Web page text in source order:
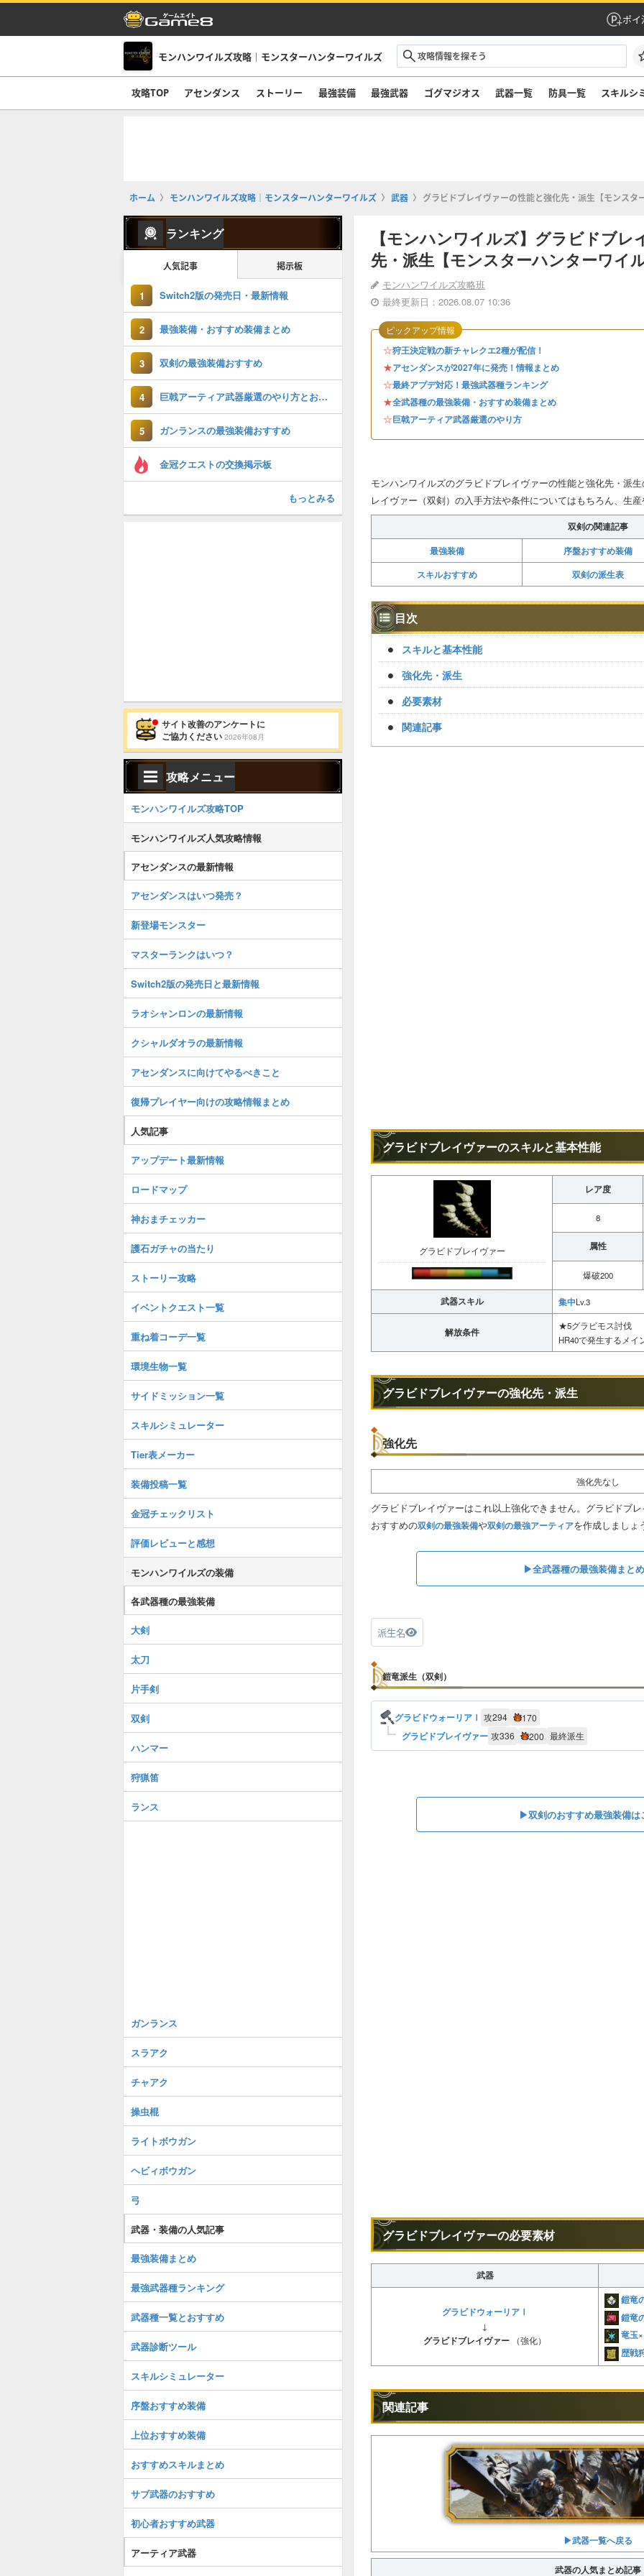
ポイ
モンハンワイルズ攻略｜モンスターハンターワイルズ
攻略TOP アセンダンス ストーリー 最強装備 最強武器 ゴグマジオス 武器一覧 防具一覧 スキルシ
ホーム モンハンワイルズ攻略｜モンスターハンターワイルズ 武器 グラビドブレイヴァーの性能と強化先・派生【モンスタ
【モンハンワイルズ】グラビドブレ
先・派生【モンスターハンターワイ
モンハンワイルズ攻略班
最終更新日：2026.08.07 10:36
☆狩王決定戦の新チャレクエ2種が配信！
★アセンダンスが2027年に発売！情報まとめ
☆最終アプデ対応！最強武器種ランキング
★全武器種の最強装備・おすすめ装備まとめ
☆巨戟アーティア武器厳選のやり方
ピックアップ情報
モンハンワイルズのグラビドブレイヴァーの性能と強化先・派
レイヴァー（双剣）の入手方法や条件についてはもちろん、生
双剣の関連記事
最強装備
序盤おすすめ装備
スキルおすすめ
双剣の派生表
目次
スキルと基本性能
強化先・派生
必要素材
関連記事
グラビドブレイヴァーのスキルと基本性能
グラビドブレイヴァー
レア度
8
属性
爆破200
武器スキル 集中Lv.3
解放条件
★5グラビモス討伐
HR40で発生するメ
グラビドブレイヴァーの強化先・派生
強化先
強化先なし
グラビドブレイヴァーはこれ以上強化できません。グラビドブ
おすすめの双剣の最強装備や双剣の最強アーティアを作成しましょ
▶︎全武器種の最強装備まと
派生名
鎧竜派生（双剣）
グラビドウォーリアⅠ 攻294 170
グラビドブレイヴァー 攻336 200 最終派生
▶︎双剣のおすすめ最強装備は
グラビドブレイヴァーの必要素材
武器
グラビドウォーリアⅠ
↓
グラビドブレイヴァー （強化）
鎧竜
鎧竜
竜玉
歴戦
関連記事
▶︎武器一覧へ戻る
武器の人気まとめ記事
ランキング
人気記事 掲示板
1 Switch2版の発売日・最新情報
2 最強装備・おすすめ装備まとめ
3 双剣の最強装備おすすめ
4 巨戟アーティア武器厳選のやり方とおすすめスキル
5 ガンランスの最強装備おすすめ
金冠クエストの交換掲示板
もっとみる
サイト改善のアンケートに
ご協力ください 2026年08月
攻略メニュー
モンハンワイルズ攻略TOP
モンハンワイルズ人気攻略情報
アセンダンスの最新情報
アセンダンスはいつ発売？
新登場モンスター
マスターランクはいつ？
Switch2版の発売日と最新情報
ラオシャンロンの最新情報
クシャルダオラの最新情報
アセンダンスに向けてやるべきこと
復帰プレイヤー向けの攻略情報まとめ
人気記事
アップデート最新情報
ロードマップ
神おまチェッカー
護石ガチャの当たり
ストーリー攻略
イベントクエスト一覧
重ね着コーデ一覧
環境生物一覧
サイドミッション一覧
スキルシミュレーター
Tier表メーカー
装備投稿一覧
金冠チェックリスト
評価レビューと感想
モンハンワイルズの装備
各武器種の最強装備
大剣
太刀
片手剣
双剣
ハンマー
狩猟笛
ランス
ガンランス
スラアク
チャアク
操虫棍
ライトボウガン
ヘビィボウガン
弓
武器・装備の人気記事
最強装備まとめ
最強武器種ランキング
武器種一覧とおすすめ
武器診断ツール
スキルシミュレーター
序盤おすすめ装備
上位おすすめ装備
おすすめスキルまとめ
サブ武器のおすすめ
初心者おすすめ武器
アーティア武器